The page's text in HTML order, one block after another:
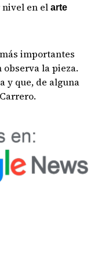
nivel en el arte
importantes
la pieza.
y que, de alguna